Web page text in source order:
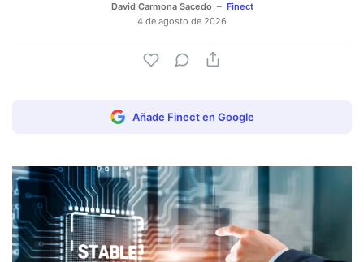
David Carmona Sacedo
Finect
4 de agosto de 2026
Añade Finect en Google